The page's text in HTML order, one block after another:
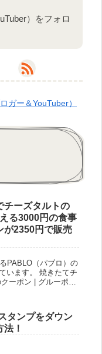
）をフォロ
ガー＆YouTuber）
チーズタルトの
る3000円の食事
が2350円で販売
PABLO（パブロ）の
います。 焼きたてチ
ーポン | グルーポン
タンプをダウン
法！